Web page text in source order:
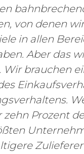
von denen
in allen
Aber das
Wir brauchen
Prozent